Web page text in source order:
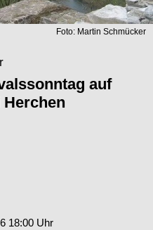
Foto: Martin Schmücker
auf
18:00 Uhr